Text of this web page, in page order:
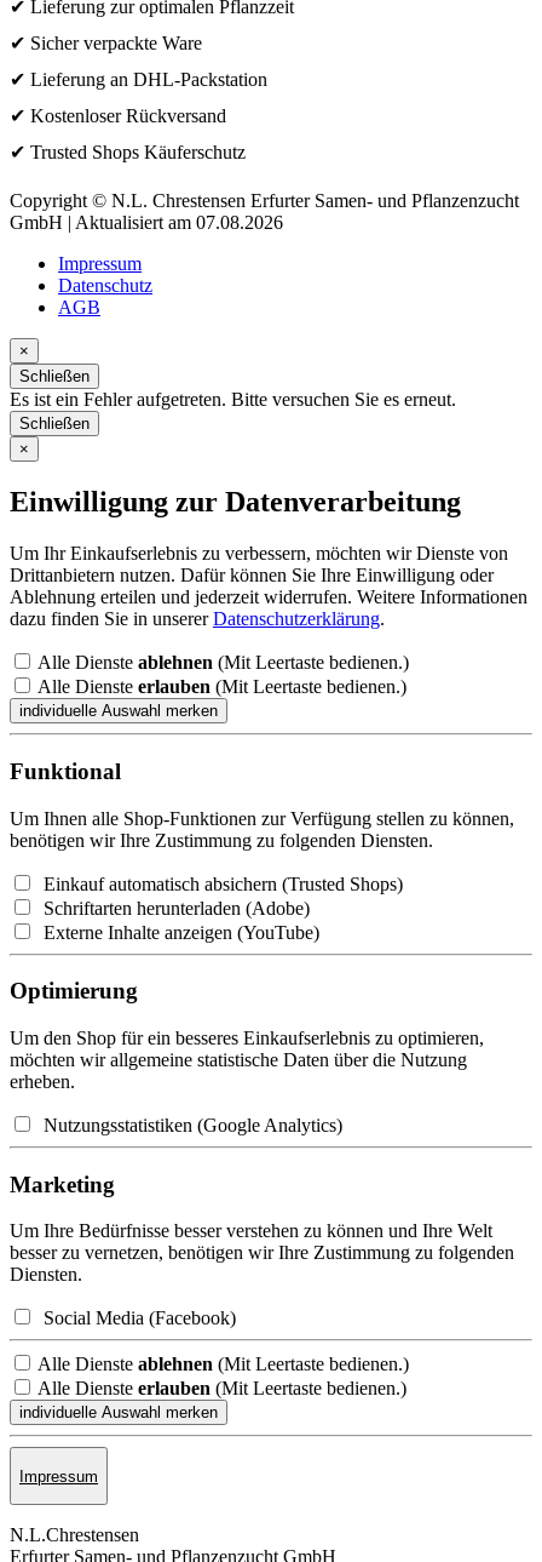
✔ Lieferung zur optimalen Pflanzzeit
✔ Sicher verpackte Ware
✔ Lieferung an DHL-Packstation
✔ Kostenloser Rückversand
✔ Trusted Shops Käuferschutz
Copyright © N.L. Chrestensen Erfurter Samen- und Pflanzenzucht
GmbH | Aktualisiert am 07.08.2026
Impressum
Datenschutz
AGB
×
Schließen
Es ist ein Fehler aufgetreten. Bitte versuchen Sie es erneut.
Schließen
×
Einwilligung zur Datenverarbeitung
Um Ihr Einkaufserlebnis zu verbessern, möchten wir Dienste von
Drittanbietern nutzen. Dafür können Sie Ihre Einwilligung oder
Ablehnung erteilen und jederzeit widerrufen. Weitere Informationen
dazu finden Sie in unsererDatenschutzerklärung.
Alle Dienste ablehnen (Mit Leertaste bedienen.)
Alle Dienste erlauben (Mit Leertaste bedienen.)
Funktional
Um Ihnen alle Shop-Funktionen zur Verfügung stellen zu können,
benötigen wir Ihre Zustimmung zu folgenden Diensten.
Einkauf automatisch absichern (Trusted Shops)
Schriftarten herunterladen (Adobe)
Externe Inhalte anzeigen (YouTube)
Optimierung
Um den Shop für ein besseres Einkaufserlebnis zu optimieren,
möchten wir allgemeine statistische Daten über die Nutzung
erheben.
Nutzungsstatistiken (Google Analytics)
Marketing
Um Ihre Bedürfnisse besser verstehen zu können und Ihre Welt
besser zu vernetzen, benötigen wir Ihre Zustimmung zu folgenden
Diensten.
Social Media (Facebook)
Alle Dienste ablehnen (Mit Leertaste bedienen.)
Alle Dienste erlauben (Mit Leertaste bedienen.)
Impressum
N.L.Chrestensen
Erfurter Samen- und Pflanzen­zucht GmbH